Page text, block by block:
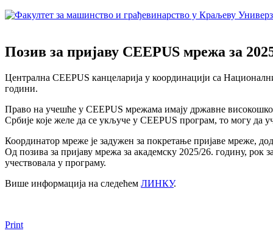
Позив за пријаву CEEPUS мрежа за
Централна CEEPUS канцеларија у координацији са
години.
Право на учешће у CEEPUS мрежама имају државне
Србије које желе да се укључе у CEEPUS програм, то могу да
Координатор мреже је задужен за покретање пријаве мреже,
Од позива за пријаву мрежа за академску 2025/26. годину, рок
учествовала у програму.
Више информација на следећем ЛИНКУ.
Print